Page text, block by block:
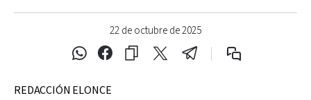
22 de octubre de 2025
REDACCIÓN ELONCE